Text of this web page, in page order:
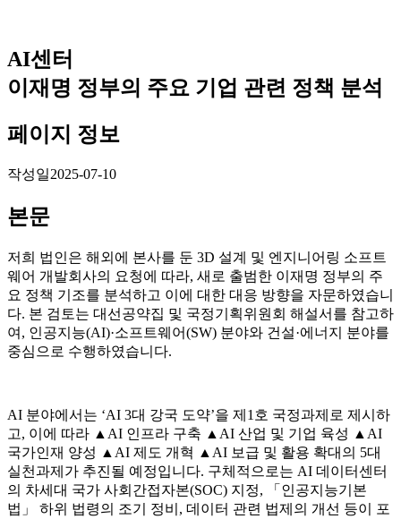
AI센터
이재명 정부의 주요 기업 관련 정책 분석
페이지 정보
작성일2025-07-10
본문
저희 법인은 해외에 본사를 둔 3D 설계 및 엔지니어링 소프트
웨어 개발회사의 요청에 따라, 새로 출범한 이재명 정부의 주
요 정책 기조를 분석하고 이에 대한 대응 방향을 자문하였습니
다. 본 검토는 대선공약집 및 국정기획위원회 해설서를 참고하
여, 인공지능(AI)·소프트웨어(SW) 분야와 건설·에너지 분야를
중심으로 수행하였습니다.
AI 분야에서는 ‘AI 3대 강국 도약’을 제1호 국정과제로 제시하
고, 이에 따라 ▲AI 인프라 구축 ▲AI 산업 및 기업 육성 ▲AI
국가인재 양성 ▲AI 제도 개혁 ▲AI 보급 및 활용 확대의 5대
실천과제가 추진될 예정입니다. 구체적으로는 AI 데이터센터
의 차세대 국가 사회간접자본(SOC) 지정, 「인공지능기본
법」 하위 법령의 조기 정비, 데이터 관련 법제의 개선 등이 포